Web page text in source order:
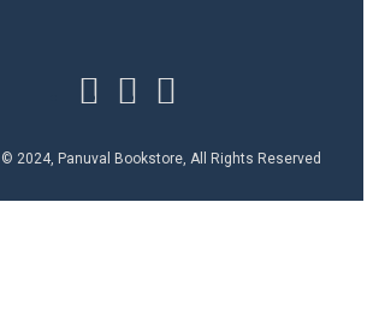
2024, Panuval Bookstore, All Rights Reserved